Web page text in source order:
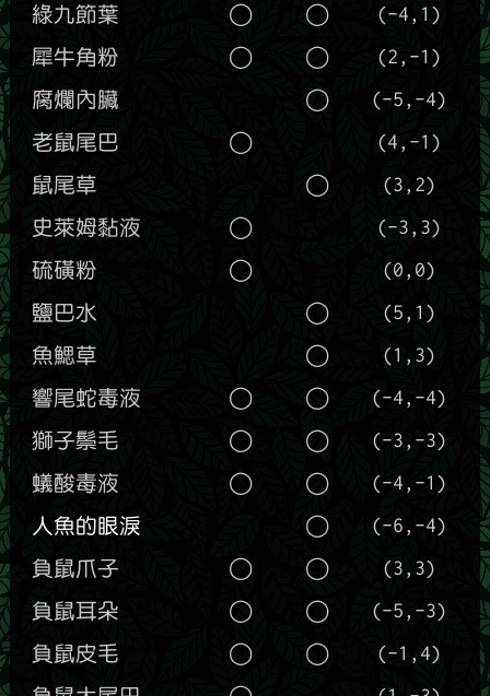
綠九節葉
◯ ◯
(-4,1)
犀牛角粉
◯ ◯
(2,-1)
腐爛內臟
◯
(-5,-4)
老鼠尾巴
◯
(4,-1)
鼠尾草
◯
(3,2)
史萊姆黏液
◯
(-3,3)
硫磺粉
◯
(0,0)
鹽巴水
◯
(5,1)
魚鰓草
◯
(1,3)
響尾蛇毒液
◯ ◯
(-4,-4)
獅子鬃毛
◯ ◯
(-3,-3)
蟻酸毒液
◯ ◯
(-4,-1)
人魚的眼淚
◯
(-6,-4)
負鼠爪子
◯ ◯
(3,3)
負鼠耳朵
◯ ◯
(-5,-3)
負鼠皮毛
◯ ◯
(-1,4)